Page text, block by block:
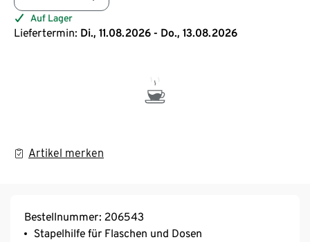
Auf Lager
Liefertermin: Di., 11.08.2026 - Do., 13.08.2026
Artikel merken
Bestellnummer: 206543
Stapelhilfe für Flaschen und Dosen